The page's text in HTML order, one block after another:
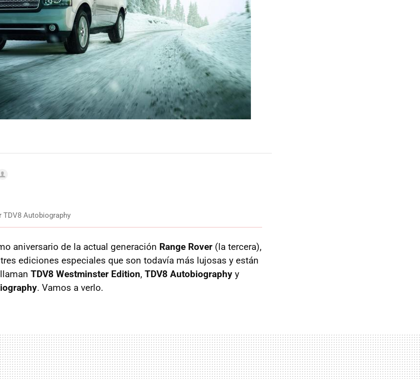
TDV8 Autobiography
aniversario de la actual generación Range Rover (la tercera),
ediciones especiales que son todavía más lujosas y están
TDV8 Westminster Edition, TDV8 Autobiography y
. Vamos a verlo.